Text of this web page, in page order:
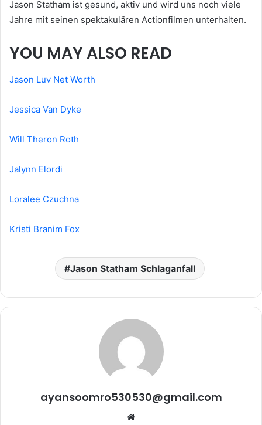
Jason Statham ist gesund, aktiv und wird uns noch viele
Jahre mit seinen spektakulären Actionfilmen unterhalten.
YOU MAY ALSO READ
Jason Luv Net Worth
Jessica Van Dyke
Will Theron Roth
Jalynn Elordi
Loralee Czuchna
Kristi Branim Fox
Jason Statham Schlaganfall
ayansoomro530530@gmail.com
Website